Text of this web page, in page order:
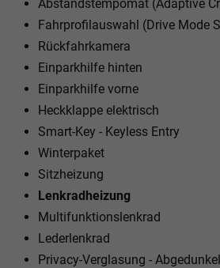
Abstandstempomat (Adaptive
Fahrprofilauswahl (Drive Mode
Rückfahrkamera
Einparkhilfe hinten
Einparkhilfe vorne
Heckklappe elektrisch
Smart-Key - Keyless Entry
Winterpaket
Sitzheizung
Lenkradheizung
Multifunktionslenkrad
Lederlenkrad
Privacy-Verglasung -